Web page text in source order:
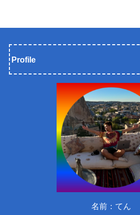
Profile
名前：てん